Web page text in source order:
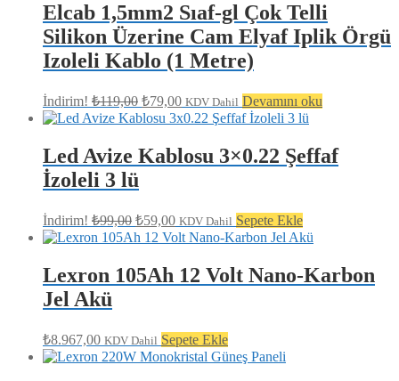
Elcab 1,5mm2 Sıaf-gl Çok Telli
Silikon Üzerine Cam Elyaf Iplik Örgü
Izoleli Kablo (1 Metre)
İndirim! ₺119,00 Orijinal
fiyat:
₺79,00Şu
andaki
fiyat:
₺79,00.
KDV Dahil Devamını oku
Led Avize Kablosu 3×0.22 Şeffaf
İzoleli 3 lü
İndirim! ₺99,00 Orijinal
fiyat:
₺59,00Şu
andaki
fiyat:
₺59,00.
KDV Dahil Sepete Ekle
Lexron 105Ah 12 Volt Nano-Karbon
Jel Akü
₺8.967,00 KDV Dahil Sepete Ekle